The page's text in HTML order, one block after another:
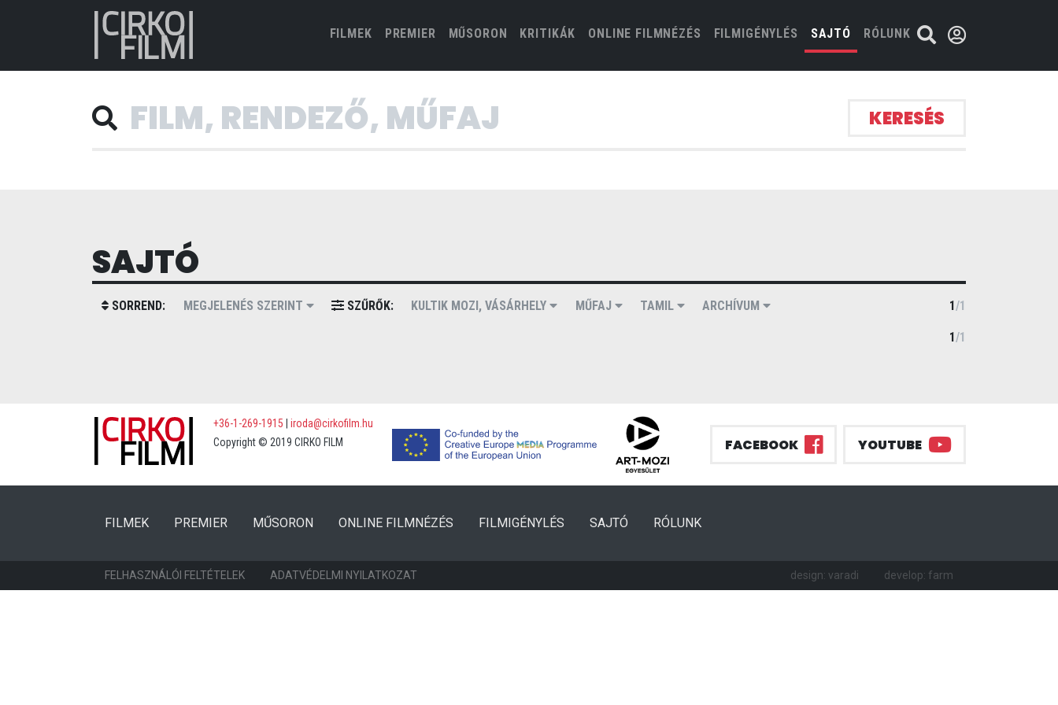
FILMEK(CURRENT)
PREMIER MŰSORON KRITIKÁK ONLINE FILMNÉZÉS FILMIGÉNYLÉS SAJTÓ RÓLUNK
KERESÉS
SAJTÓ
SORREND: MEGJELENÉS SZERINT SZŰRŐK: KULTIK MOZI, VÁSÁRHELY MŰFAJ TAMIL ARCHÍVUM 1/1
1/1
+36-1-269-1915
iroda@cirkofilm.hu
Copyright © 2019 CIRKO FILM
FACEBOOK YOUTUBE
FILMEK(CURRENT)
PREMIER (CURRENT)
MŰSORON ONLINE FILMNÉZÉS FILMIGÉNYLÉS SAJTÓ RÓLUNK
FELHASZNÁLÓI FELTÉTELEK ADATVÉDELMI NYILATKOZAT design: varadi develop: farm